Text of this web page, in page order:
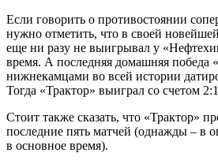
Если говорить о противостоянии
нужно отметить, что в своей
еще ни разу не выигрывал у
время. А последняя домашняя победа
нижнекамцами во всей истории
Тогда «Трактор» выиграл со счетом
Стоит также сказать, что «Трактор»
последние пять матчей (однажды – в
в основное время).